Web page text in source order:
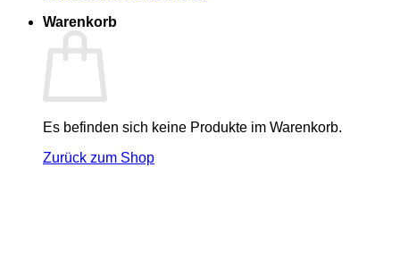
Warenkorb
Es befinden sich keine Produkte im Warenkorb.
Zurück zum Shop